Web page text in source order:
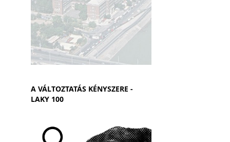
A VÁLTOZTATÁS KÉNYSZERE -
LAKY 100